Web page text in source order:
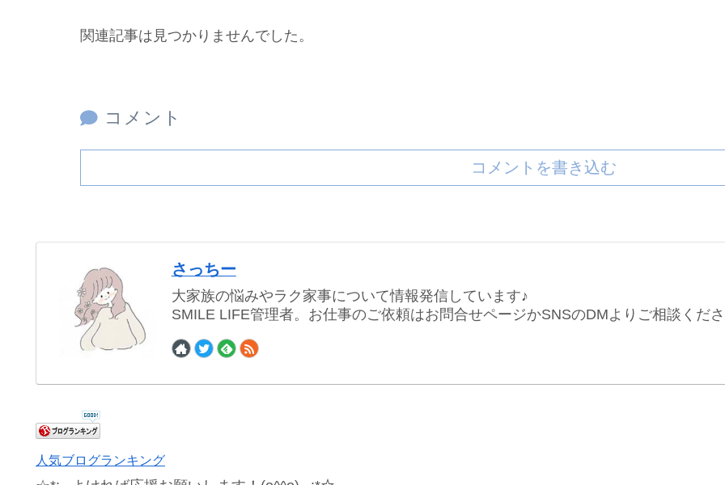
関連記事は見つかりませんでした。
コメント
コメントを書き込む
さっちー
大家族の悩みやラク家事について情報発信しています♪
SMILE LIFE管理者。お仕事のご依頼はお問合せページかSNSのDMよりご相談くだ
人気ブログランキング